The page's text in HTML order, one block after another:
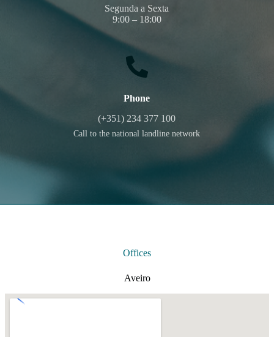
Segunda a Sexta
9:00 – 18:00
Phone
(+351) 234 377 100
Call to the national landline network
Offices
Aveiro